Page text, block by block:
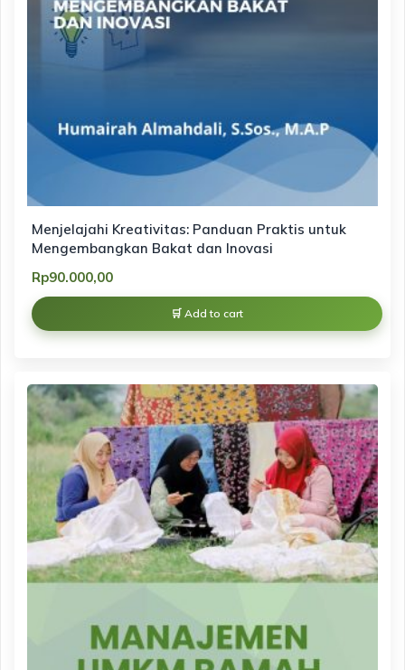
Menjelajahi Kreativitas: Panduan Praktis untuk
Mengembangkan Bakat dan Inovasi
Rp90.000,00
Add to cart